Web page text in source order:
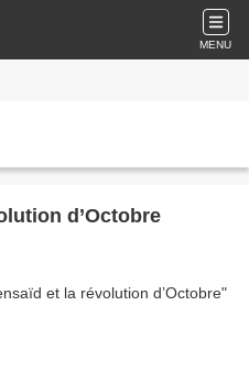
MENU
d’Octobre